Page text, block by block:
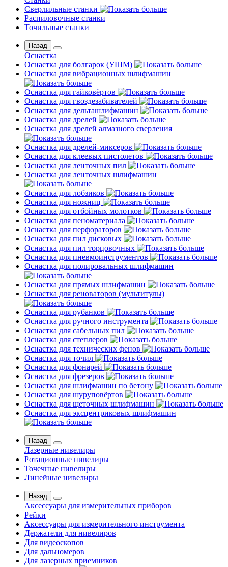
Сверлильные станки
Распиловочные станки
Точильные станки
Назад
Оснастка
Оснастка для болгарок (УШМ)
Оснастка для вибрационных шлифмашин
Оснастка для гайковёртов
Оснастка для гвоздезабивателей
Оснастка для дельташлифмашин
Оснастка для дрелей
Оснастка для дрелей алмазного сверления
Оснастка для дрелей-миксеров
Оснастка для клеевых пистолетов
Оснастка для ленточных пил
Оснастка для ленточных шлифмашин
Оснастка для лобзиков
Оснастка для ножниц
Оснастка для отбойных молотков
Оснастка для пеноматериала
Оснастка для перфораторов
Оснастка для пил дисковых
Оснастка для пил торцовочных
Оснастка для пневмоинструментов
Оснастка для полировальных шлифмашин
Оснастка для прямых шлифмашин
Оснастка для реноваторов (мультитулы)
Оснастка для рубанков
Оснастка для ручного инструмента
Оснастка для сабельных пил
Оснастка для степлеров
Оснастка для технических фенов
Оснастка для точил
Оснастка для фонарей
Оснастка для фрезеров
Оснастка для шлифмашин по бетону
Оснастка для шуруповёртов
Оснастка для щеточных шлифмашин
Оснастка для эксцентриковых шлифмашин
Назад
Лазерные нивелиры
Ротационные нивелиры
Точечные нивелиры
Линейные нивелиры
Назад
Аксессуары для измерительных приборов
Рейки
Аксессуары для измерительного инструмента
Держатели для нивелиров
Для видеоскопов
Для дальномеров
Для лазерных приемников